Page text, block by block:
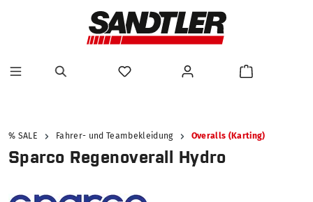
% SALE Fahrer- und Teambekleidung Overalls (Karting)
Sparco Regenoverall Hydro